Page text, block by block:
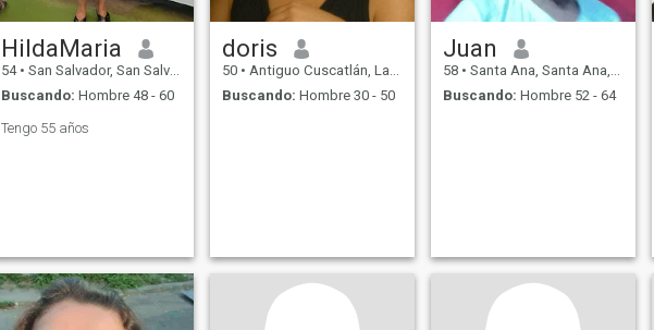
HildaMaria
54 • San Salvador, San Salvador, El Salvador
Buscando: Hombre 48 - 60
Tengo 55 años
doris
50 • Antiguo Cuscatlán, La Libertad, El Salvador
Buscando: Hombre 30 - 50
Juan
58 • Santa Ana, Santa Ana, El Salvador
Buscando: Hombre 52 - 64